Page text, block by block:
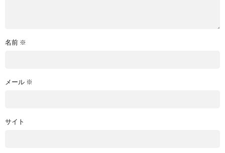
名前 ※
メール ※
サイト